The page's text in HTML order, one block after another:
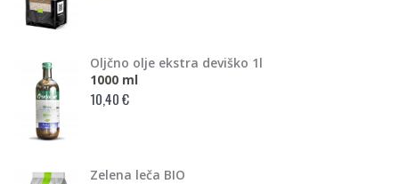
Oljčno olje ekstra deviško 1l
1000 ml
10,40 €
Zelena leča BIO